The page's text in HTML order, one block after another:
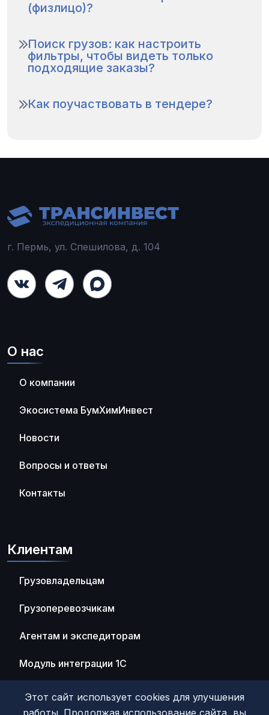
(физлицо)?
Поиск грузов: как настроить
фильтры, чтобы видеть только
подходящие заказы?
Как поучаствовать в тендере?
г. Пермь, ул. Спешилова, д. 104
О нас
О компании
Экосистема БумХимИнвест
Новости
Вопросы и ответы
Контакты
Клиентам
Грузовладельцам
Грузоперевозчикам
Агентам и экспедиторам
Модуль интеграции 1С
Этот сайт использует cookies для улучшения
работы. Продолжая использование сайта, вы